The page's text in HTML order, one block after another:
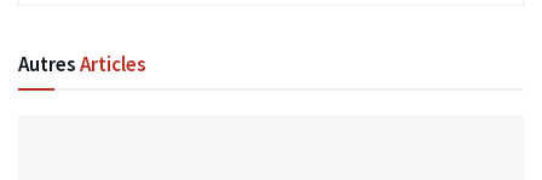
AutresArticles